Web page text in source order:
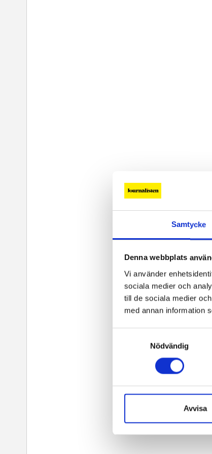
Samtycke
Denna webbplats
Vi använder
sociala medier och
till de sociala medier
med annan information
Nödvändig
Avvisa